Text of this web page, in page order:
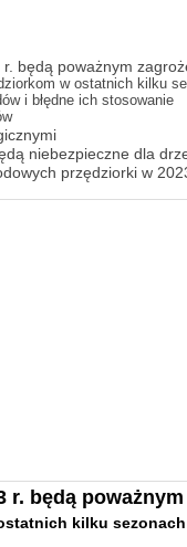
będą poważnym
w ostatnich kilku
i błędne ich stosowanie
niebezpieczne dla
przędziorki w
r. będą
kilku sezonach